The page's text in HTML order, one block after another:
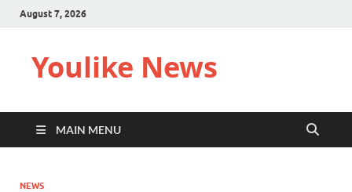
August 7, 2026
Youlike News
MAIN MENU
NEWS